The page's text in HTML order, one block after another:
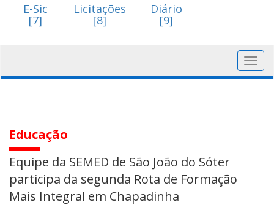
E-Sic
[7]
Licitações
[8]
Diário
[9]
Educação
Equipe da SEMED de São João do Sóter
participa da segunda Rota de Formação
Mais Integral em Chapadinha